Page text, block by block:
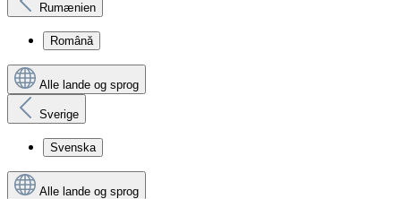
Rumænien
Română
Alle lande og sprog
Sverige
Svenska
Alle lande og sprog